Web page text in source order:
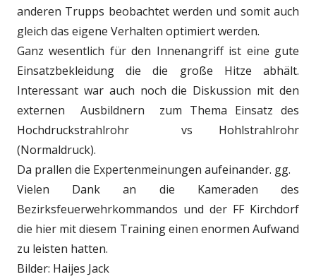
anderen Trupps beobachtet werden und somit auch
gleich das eigene Verhalten optimiert werden.
Ganz wesentlich für den Innenangriff ist eine gute
Einsatzbekleidung die die große Hitze abhält.
Interessant war auch noch die Diskussion mit den
externen Ausbildnern zum Thema Einsatz des
Hochdruckstrahlrohr vs Hohlstrahlrohr
(Normaldruck).
Da prallen die Expertenmeinungen aufeinander. gg.
Vielen Dank an die Kameraden des
Bezirksfeuerwehrkommandos und der FF Kirchdorf
die hier mit diesem Training einen enormen Aufwand
zu leisten hatten.
Bilder: Haijes Jack